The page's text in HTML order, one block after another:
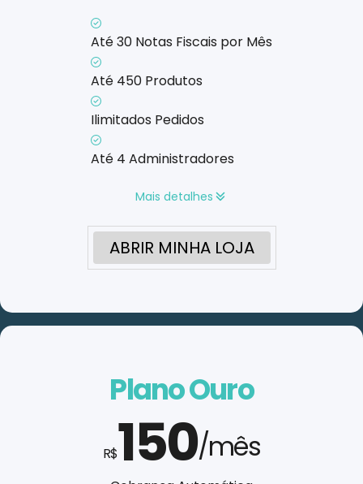
Até 30 Notas Fiscais por Mês
Até 450 Produtos
Ilimitados Pedidos
Até 4 Administradores
Mais detalhes
ABRIR MINHA LOJA
Plano Ouro
R$150/mês